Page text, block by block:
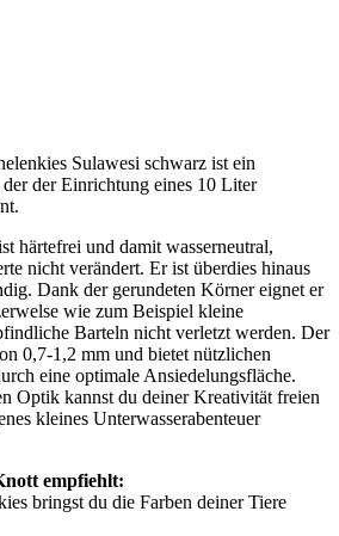
Sulawesi schwarz ist ein
der Einrichtung eines 10 Liter
härtefrei und damit wasserneutral,
nicht verändert. Er ist überdies hinaus
Dank der gerundeten Körner eignet er
wie zum Beispiel kleine
Barteln nicht verletzt werden. Der
0,7-1,2 mm und bietet nützlichen
eine optimale Ansiedelungsfläche.
Optik kannst du deiner Kreativität freien
kleines Unterwasserabenteuer
empfiehlt:
bringst du die Farben deiner Tiere